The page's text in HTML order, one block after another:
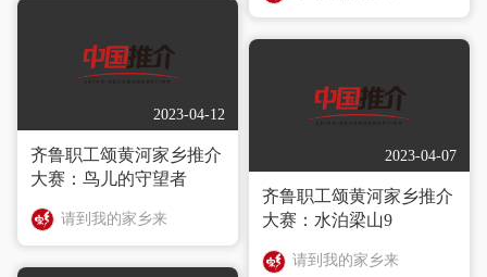
2023-04-12
齐鲁职工颂黄河家乡推介
大赛：鸟儿的守望者
请到我的家乡来
2023-04-07
齐鲁职工颂黄河家乡推介
大赛：水泊梁山9
请到我的家乡来